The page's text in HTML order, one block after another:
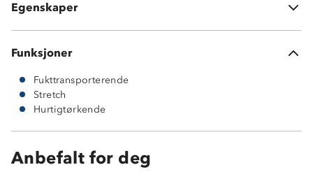
Egenskaper
Light Microstretch (94% polyester og 6% elastan)
Funksjoner
Fukttransporterende
Stretch
Hurtigtørkende
Anbefalt for deg